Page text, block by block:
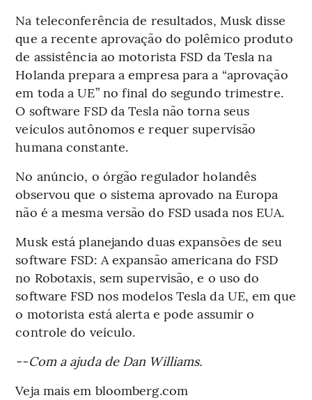
Na teleconferência de resultados, Musk disse
que a recente aprovação do polêmico produto
de assistência ao motorista FSD da Tesla na
Holanda prepara a empresa para a “aprovação
em toda a UE” no final do segundo trimestre.
O software FSD da Tesla não torna seus
veículos autônomos e requer supervisão
humana constante.
No anúncio, o órgão regulador holandês
observou que o sistema aprovado na Europa
não é a mesma versão do FSD usada nos EUA.
Musk está planejando duas expansões de seu
software FSD: A expansão americana do FSD
no Robotaxis, sem supervisão, e o uso do
software FSD nos modelos Tesla da UE, em que
o motorista está alerta e pode assumir o
controle do veículo.
--Com a ajuda de Dan Williams.
Veja mais em bloomberg.com